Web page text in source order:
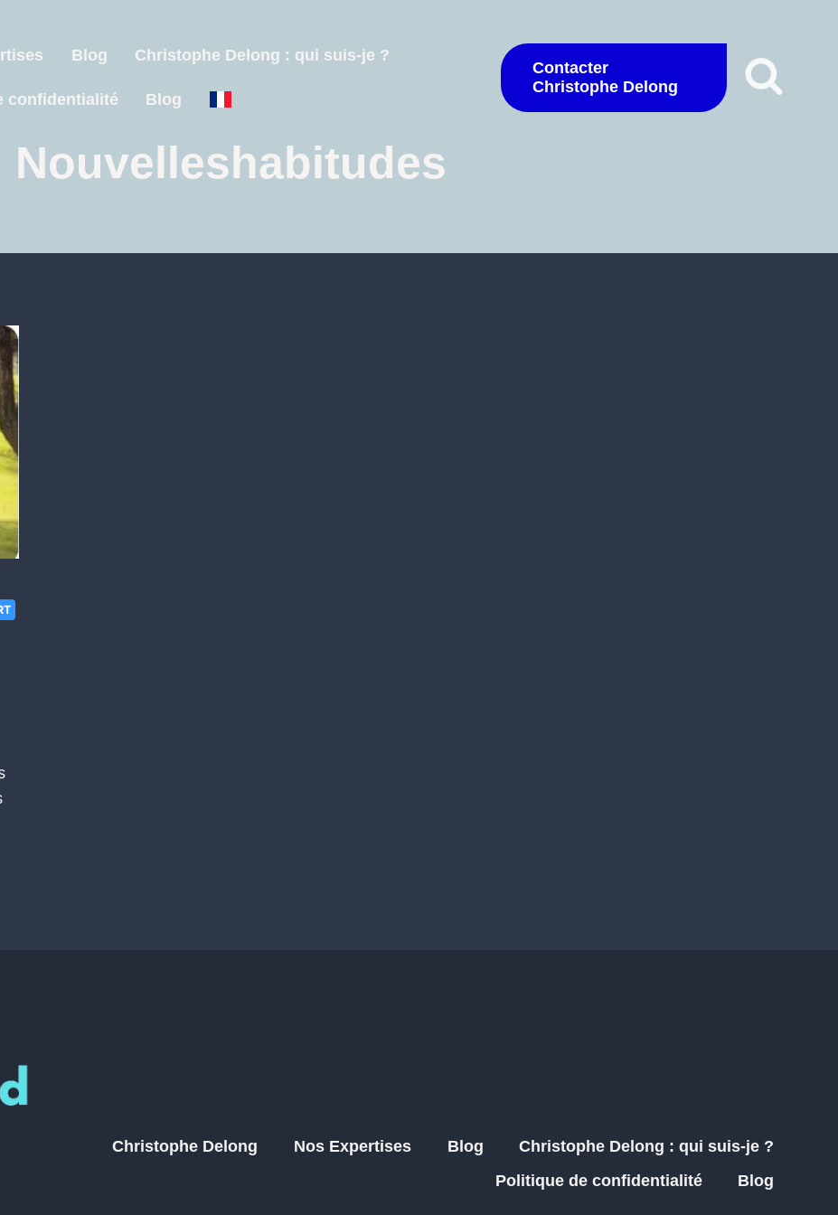
Blog Christophe Delong : qui suis-je ?
confidentialité Blog
Contacter
Christophe Delong
Nouvelleshabitudes
Christophe Delong Nos Expertises Blog
Christophe Delong : qui suis-je ?
Politique de confidentialité
Blog